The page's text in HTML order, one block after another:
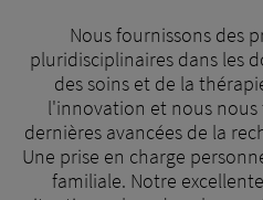
Abaissement du plancher
Cancer du sein (carcinome
Infection de la vessie
Incontinence urinaire
Arthrite
Nous fournissons des
pluridisciplinaires dans les
des soins et de la
l'innovation et nous
dernières avancées de la
Une prise en charge
familiale. Notre